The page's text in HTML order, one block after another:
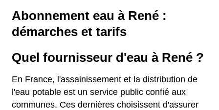
Abonnement eau à René :
démarches et tarifs
Quel fournisseur d'eau à René ?
En France, l'assainissement et la distribution de
l'eau potable est un service public confié aux
communes. Ces dernières choisissent d'assurer